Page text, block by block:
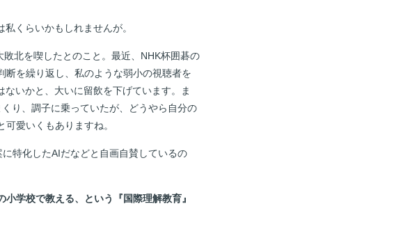
くらいかもしれませんが。
北を喫したとのこと。最近、NHK杯囲碁の
を繰り返し、私のような弱小の視聴者を
いかと、大いに留飲を下げています。ま
り、調子に乗っていたが、どうやら自分の
愛いくもありますね。
特化したAIだなどと自画自賛しているの
学校で教える、という『国際理解教育』